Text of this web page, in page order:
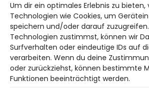
Um dir ein optimales Erlebnis zu bieten,
Technologien wie Cookies, um
speichern und/oder darauf
Technologien zustimmst, können wir
Surfverhalten oder eindeutige IDs auf
verarbeiten. Wenn du deine
oder zurückziehst, können bestimmte
Funktionen beeinträchtigt werden.
Bruchtorwall 12
38100 Braunschweig
Telefon: 0531 387220 – 65
DAS STADTMAGAZIN FÜR
SALZGITTER